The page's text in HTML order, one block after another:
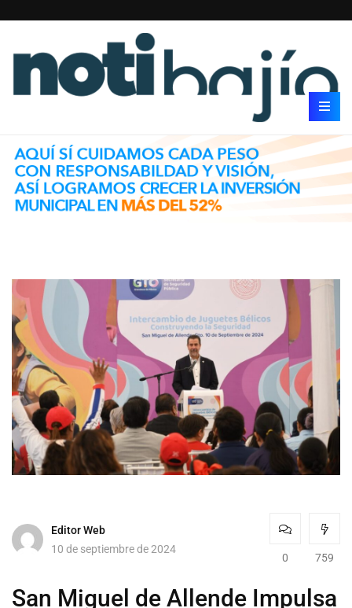
Editor Web
10 de septiembre de 2024
0 759
San Miguel de Allende Impulsa